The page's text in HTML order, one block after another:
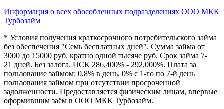
Информация о всех обособленных подразделениях ООО МКК
Турбозайм
* Условия получения краткосрочного потребительского займа
без обеспечения "Семь бесплатных дней". Сумма займа от
3000 до 15000 руб. кратно одной тысяче руб. Срок займа 7-
21 дней. Без залога. ПСК 286,400% - 292,000%. Плата за
пользование займом: 0,8% в день, 0% с 1-го по 7-й день
пользования займом при отсутствии просроченной
задолженности. Предоставляется физическим лицам, впервые
оформившим заём в ООО МКК Турбозайм.